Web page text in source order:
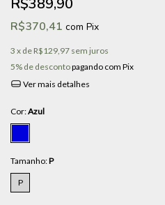
R$370,41 com Pix
3 x de R$129,97 sem juros
5% de descontopagando com Pix
Ver mais detalhes
Cor:Azul
Tamanho:P
P